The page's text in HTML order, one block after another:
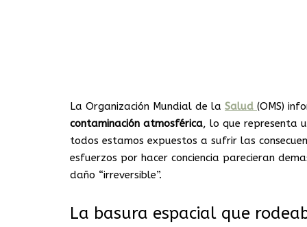
La Organización Mundial de la Salud (OMS)
contaminación atmosférica, lo que representa
todos estamos expuestos a sufrir las
esfuerzos por hacer conciencia parecieran
daño “irreversible”.
La basura espacial que